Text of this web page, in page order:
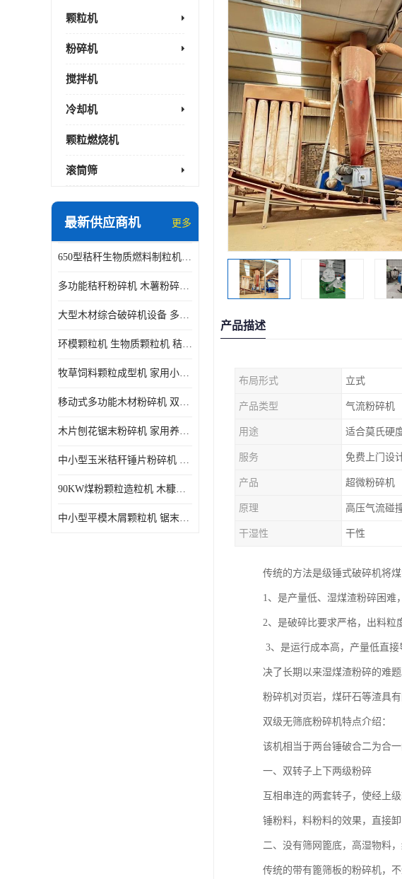
颗粒机
粉碎机
搅拌机
冷却机
颗粒燃烧机
滚筒筛
最新供应商机 更多
650型秸秆生物质燃料制粒机 豆粨麸皮造粒机 平模木屑颗粒机
多功能秸秆粉碎机 木薯粉碎机 自有工厂
大型木材综合破碎机设备 多功能木屑粉碎机 废料木材粉碎机
环模颗粒机 生物质颗粒机 秸秆木屑制粒机 木糠造粒机
牧草饲料颗粒成型机 家用小型饲料颗粒机 可定制
移动式多功能木材粉碎机 双进料口果树枝叶粉碎 木片边角料
木片刨花锯末粉碎机 家用养殖饲料玉米芯秸秆粉碎机械
中小型玉米秸秆锤片粉碎机 家用多功能打粉机 杂粮饲料粉碎设备
90KW煤粉颗粒造粒机 木糠稻壳制粒机 秸秆颗粒机
中小型平模木屑颗粒机 锯末刨花生物质燃料秸秆压缩颗粒机
产品描述
布局形式 立式
产品类型 气流粉碎机
用途
服务 免费上门设
产品 超微粉碎机
原理 高压气流碰
干湿性 干性
传统的方法是级锤式破碎机将
1、是产量低、湿煤渣粉碎困难
2、是破碎比要求严格，出料粒
3、是运行成本高，产量低直
决了长期以来湿煤渣粉碎的难
粉碎机对页岩，煤矸石等渣具
双级无筛底粉碎机特点介绍：
该机相当于两台锤破合二为合
一、双转子上下两级粉碎
互相串连的两套转子，使经上
锤粉料，料粉料的效果，直接卸
二、没有筛网篦底，高湿物料
传统的带有篦筛板的粉碎机，